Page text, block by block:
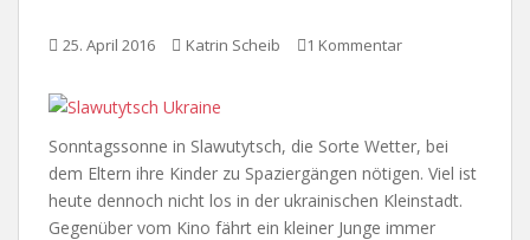
25. April 2016 Katrin Scheib 1 Kommentar
Sonntagssonne in Slawutytsch, die Sorte Wetter, bei
dem Eltern ihre Kinder zu Spaziergängen nötigen. Viel ist
heute dennoch nicht los in der ukrainischen Kleinstadt.
Gegenüber vom Kino fährt ein kleiner Junge immer